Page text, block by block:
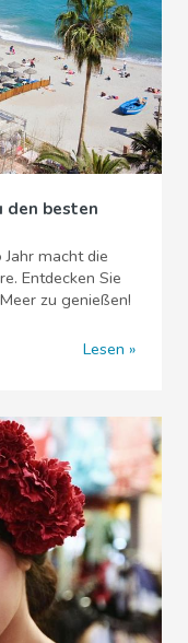
den besten
macht die
Entdecken Sie
zu genießen!
Lesen